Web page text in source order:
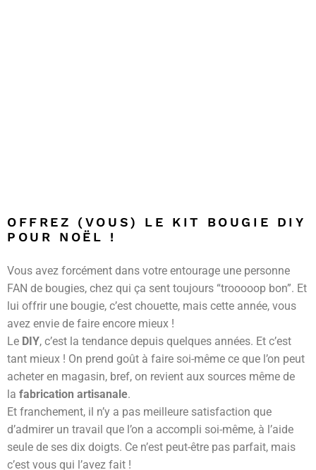
OFFREZ (VOUS) LE KIT BOUGIE DIY
POUR NOËL !
Vous avez forcément dans votre entourage une personne
FAN de bougies, chez qui ça sent toujours “trooooop bon”. Et
lui offrir une bougie, c’est chouette, mais cette année, vous
avez envie de faire encore mieux !
Le DIY, c’est la tendance depuis quelques années. Et c’est
tant mieux ! On prend goût à faire soi-même ce que l’on peut
acheter en magasin, bref, on revient aux sources même de
la fabrication artisanale.
Et franchement, il n’y a pas meilleure satisfaction que
d’admirer un travail que l’on a accompli soi-même, à l’aide
seule de ses dix doigts. Ce n’est peut-être pas parfait, mais
c’est vous qui l’avez fait !